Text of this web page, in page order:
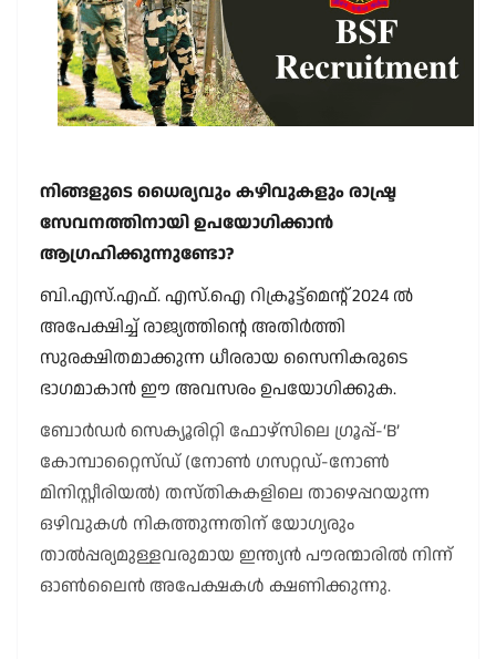
നിങ്ങളുടെ ധൈര്യവും കഴിവുകളും രാഷ്ട്ര
സേവനത്തിനായി ഉപയോഗിക്കാൻ
ആഗ്രഹിക്കുന്നുണ്ടോ?
ബി.എസ്.എഫ്. എസ്.ഐ റിക്രൂട്ട്മെന്റ് 2024 ൽ
അപേക്ഷിച്ച് രാജ്യത്തിന്റെ അതിർത്തി
സുരക്ഷിതമാക്കുന്ന ധീരരായ സൈനികരുടെ
ഭാഗമാകാൻ ഈ അവസരം ഉപയോഗിക്കുക.
ബോർഡർ സെക്യൂരിറ്റി ഫോഴ്സിലെ ഗ്രൂപ്പ്-‘B’
കോമ്പാറ്റൈസ്ഡ് (നോൺ ഗസറ്റഡ്-നോൺ
മിനിസ്റ്റീരിയൽ) തസ്തികകളിലെ താഴെപ്പറയുന്ന
ഒഴിവുകൾ നികത്തുന്നതിന് യോഗ്യരും
താൽപ്പര്യമുള്ളവരുമായ ഇന്ത്യൻ പൗരന്മാരിൽ നിന്ന്
ഓൺലൈൻ അപേക്ഷകൾ ക്ഷണിക്കുന്നു.